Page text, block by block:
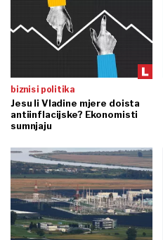
biznis i politika
Jesu li Vladine mjere doista
antiinflacijske? Ekonomisti
sumnjaju